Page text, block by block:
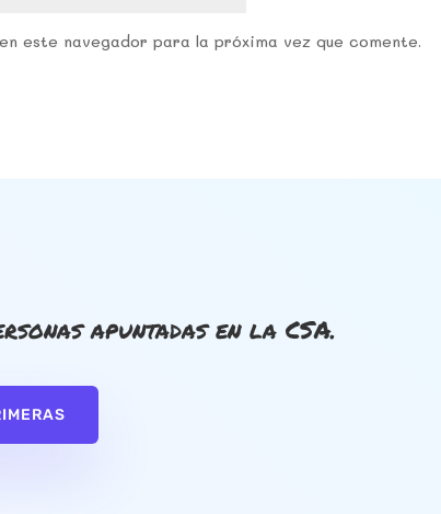
este navegador para la próxima vez que comente.
apuntadas en la CSA.